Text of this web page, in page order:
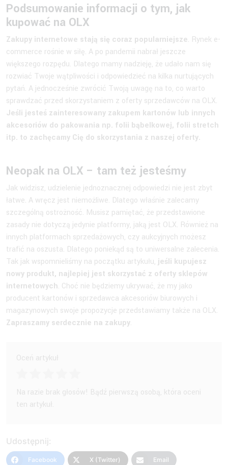
Podsumowanie informacji o tym, jak
kupować na OLX
Zakupy internetowe stają się coraz popularniejsze. Rynek e-
commerce rośnie w siłę. A po pandemii nabrał jeszcze
większego rozpędu. Dlatego mamy nadzieję, że udało nam się
rozwiać Twoje wątpliwości i odpowiedzieć na kilka nurtujących
pytań. A jednocześnie zwrócić Twoją uwagę na to, co warto
sprawdzać przed skorzystaniem z oferty sprzedawców na OLX.
Jeśli jesteś zainteresowany zakupem kartonów lub innych
akcesoriów do pakowania np. folii bąbelkowej, folii stretch
itp. to zachęcamy Cię do skorzystania z naszej oferty.
Neopak na OLX – tam też jesteśmy
Jak widzisz, udzielenie jednoznacznej odpowiedzi nie jest zbyt
łatwe. A wręcz jest niemożliwe. Dlatego właśnie zalecamy
szczególną ostrożność. Musisz pamiętać, że przedstawione
zasady nie dotyczą jedynie platformy, jaką jest OLX. Również na
innych platformach sprzedażowych, czy aukcyjnych możesz
trafić na oszusta. Dlatego poniekąd są to uniwersalne zalecenia.
Tak jak wspomnieliśmy na początku artykułu, jeśli kupujesz
nowy produkt, najlepiej jest skorzystać z oferty sklepów
internetowych. Choć nie będziemy ukrywać, że my jako
producent kartonów i sprzedawca akcesoriów biurowych i
magazynowych swoje propozycje przedstawiamy także na OLX.
Zapraszamy serdecznie na zakupy.
Oceń artykuł
Na razie brak głosów! Bądź pierwszą osobą, która oceni
ten artykuł.
Udostępnij:
Facebook X (Twitter) Email